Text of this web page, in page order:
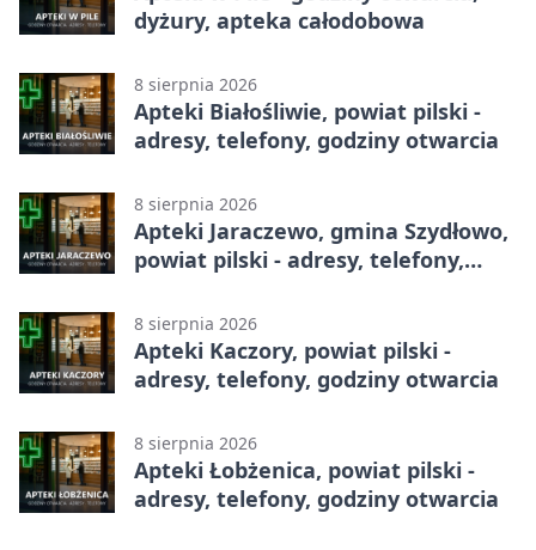
dyżury, apteka całodobowa
8 sierpnia 2026
Apteki Białośliwie, powiat pilski -
adresy, telefony, godziny otwarcia
8 sierpnia 2026
Apteki Jaraczewo, gmina Szydłowo,
powiat pilski - adresy, telefony,
8 sierpnia 2026
Apteki Kaczory, powiat pilski -
adresy, telefony, godziny otwarcia
8 sierpnia 2026
Apteki Łobżenica, powiat pilski -
adresy, telefony, godziny otwarcia